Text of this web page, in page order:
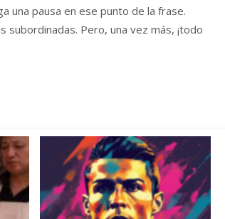
una pausa en ese punto de la frase.
Pero, una vez más, ¡todo